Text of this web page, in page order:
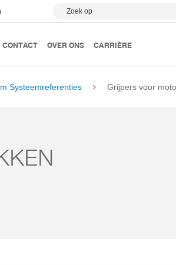
Zoek op
CONTACT OVER ONS CARRIÈRE
Systeemreferenties Grijpers voor